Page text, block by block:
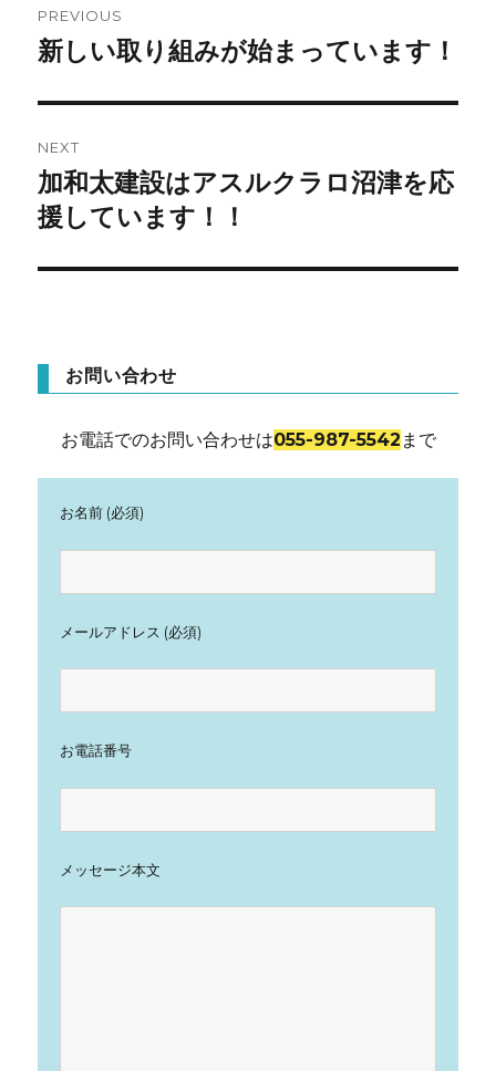
稿
ビ
ゲ
ー
シ
ン
PREVIOUS
Previous
新しい取り組みが始まっています！
NEXT
Next
post:
加和太建設はアスルクラロ沼津を応
援しています！！
お問い合わせ
お電話でのお問い合わせは055-987-5542 まで
お名前 (必須)
メールアドレス (必須)
お電話番号
メッセージ本文